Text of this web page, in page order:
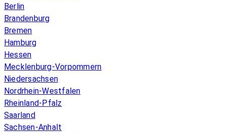
Berlin
Brandenburg
Bremen
Hamburg
Hessen
Mecklenburg-Vorpommern
Niedersachsen
Nordrhein-Westfalen
Rheinland-Pfalz
Saarland
Sachsen-Anhalt